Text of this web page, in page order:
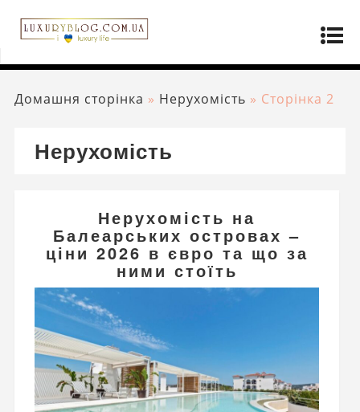
Домашня сторінка » Нерухомість » Сторінка 2
Нерухомість
Нерухомість на
Балеарських островах –
ціни 2026 в євро та що за
ними стоїть